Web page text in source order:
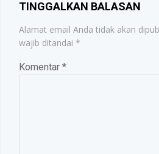
TINGGALKAN BALASAN
Alamat email Anda tidak akan
wajib ditandai *
Komentar *